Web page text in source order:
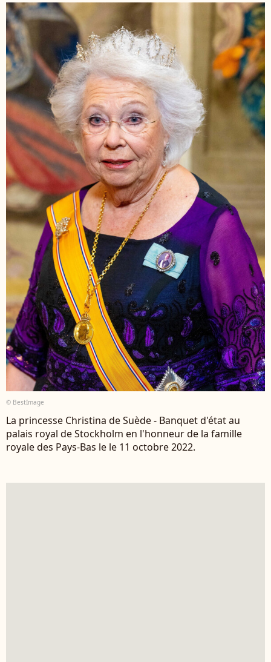
© BestImage
La princesse Christina de Suède - Banquet d'état au
palais royal de Stockholm en l'honneur de la famille
royale des Pays-Bas le le 11 octobre 2022.